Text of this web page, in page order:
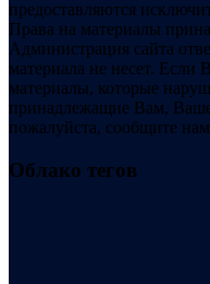
предоставляются
Права на материалы
Администрация сайта
материала не несет.
материалы, которые
принадлежащие Вам,
пожалуйста, сообщите
Облако тегов